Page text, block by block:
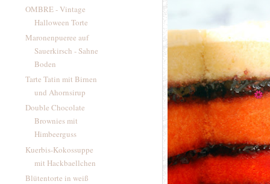
OMBRE - Vintage
Halloween Torte
Maronenpueree auf
Sauerkirsch - Sahne
Boden
Tarte Tatin mit Birnen
und Ahornsirup
Double Chocolate
Brownies mit
Himbeerguss
Kuerbis-Kokossuppe
mit Hackbaellchen
Blütentorte in weiß